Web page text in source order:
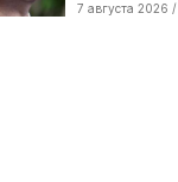
7 августа 2026 /